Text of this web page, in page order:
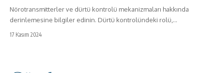
Nörotransmitterler ve dürtü kontrolü mekanizmaları hakkında
derinlemesine bilgiler edinin. Dürtü kontrolündeki rolü,…
17 Kasım 2024